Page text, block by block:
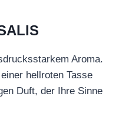
Aroma.
hellroten Tasse
Duft, der Ihre Sinne